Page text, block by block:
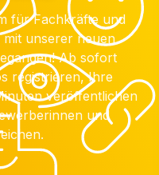
für Fachkräfte und
mit unserer neuen
Ab sofort
registrieren, Ihre
veröffentlichen
und